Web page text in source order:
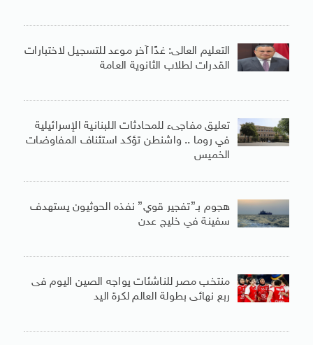
التعليم العالى: غدًا آخر موعد للتسجيل لاختبارات
القدرات لطلاب الثانوية العامة
تعليق مفاجىء للمحادثات اللبنانية الإسرائيلية
في روما .. واشنطن تؤكد استئناف المفاوضات
الخميس
هجوم بـ”تفجير قوي” نفذه الحوثيون يستهدف
سفينة في خليج عدن
منتخب مصر للناشئات يواجه الصين اليوم فى
ربع نهائى بطولة العالم لكرة اليد